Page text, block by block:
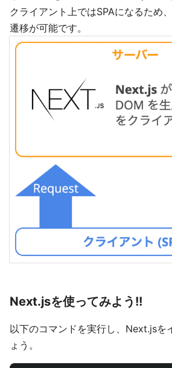
クライアント上ではSPAになるため
遷移が可能です。
Next.jsを使ってみよう!!
以下のコマンドを実行し、Next.jsを
ょう。